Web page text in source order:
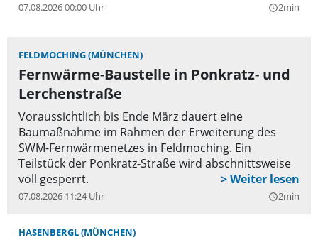
07.08.2026 00:00 Uhr query_builder2min
FELDMOCHING (MÜNCHEN)
Fernwärme-Baustelle in Ponkratz- und
Lerchenstraße
Voraussichtlich bis Ende März dauert eine
Baumaßnahme im Rahmen der Erweiterung des
SWM-Fernwärmenetzes in Feldmoching. Ein
Teilstück der Ponkratz-Straße wird abschnittsweise
voll gesperrt.
07.08.2026 11:24 Uhr query_builder2min
HASENBERGL (MÜNCHEN)